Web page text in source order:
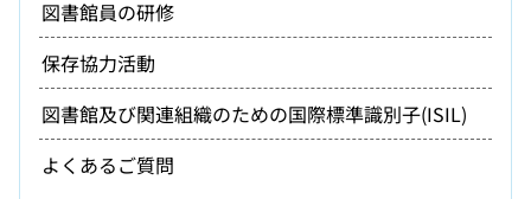
図書館員の研修
保存協力活動
図書館及び関連組織のための国際標準識別子(ISIL)
よくあるご質問